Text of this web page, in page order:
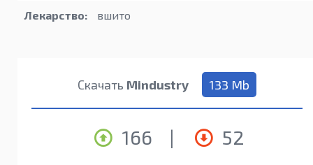
Лекарство: вшито
Скачать Mindustry 133 Mb
166 | 52